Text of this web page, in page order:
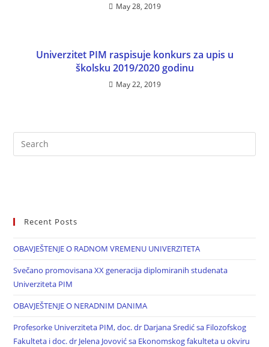
May 28, 2019
Univerzitet PIM raspisuje konkurs za upis u
školsku 2019/2020 godinu
May 22, 2019
Recent Posts
OBAVJEŠTENJE O RADNOM VREMENU UNIVERZITETA
Svečano promovisana XX generacija diplomiranih studenata
Univerziteta PIM
OBAVJEŠTENJE O NERADNIM DANIMA
Profesorke Univerziteta PIM, doc. dr Darjana Sredić sa Filozofskog
Fakulteta i doc. dr Jelena Jovović sa Ekonomskog fakulteta u okviru